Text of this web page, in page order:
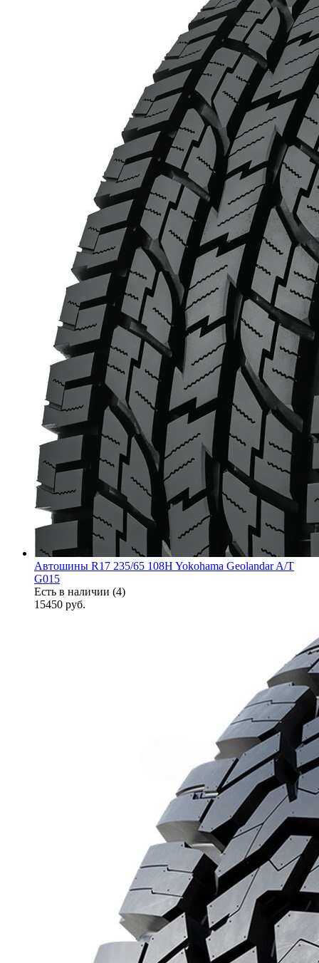
Автошины R17 235/65 108H Yokohama Geolandar A/T
G015
Есть в наличии (4)
15450 руб.